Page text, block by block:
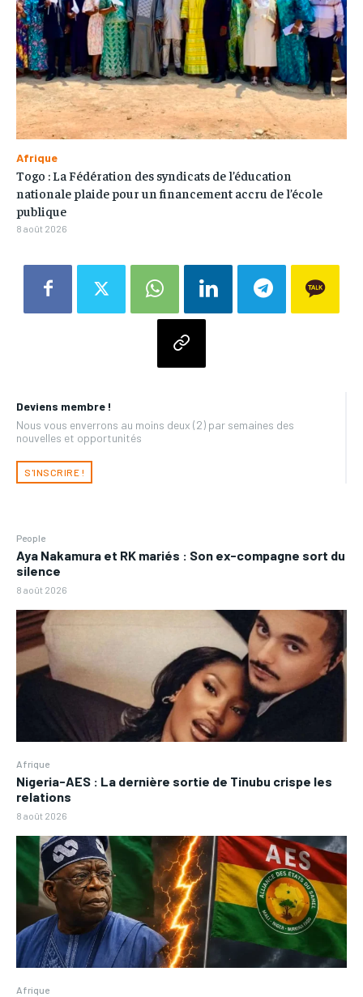
Deviens membre !
Nous vous enverrons au moins deux (2) par semaines des
nouvelles et opportunités
S'INSCRIRE !
People
Aya Nakamura et RK mariés : Son ex-compagne sort du
silence
8 août 2026
Afrique
Nigeria-AES : La dernière sortie de Tinubu crispe les
relations
8 août 2026
Afrique
Afrique
Togo : La Fédération des syndicats de l’éducation
nationale plaide pour un financement accru de l’école
publique
8 août 2026